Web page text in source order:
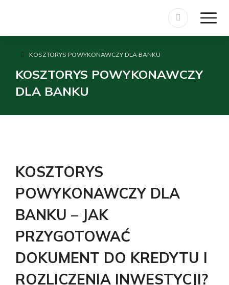
Jesteś tutaj:
KOSZTORYS POWYKONAWCZY DLA BANKU
KOSZTORYS POWYKONAWCZY
DLA BANKU
KOSZTORYS
POWYKONAWCZY DLA
BANKU – JAK
PRZYGOTOWAĆ
DOKUMENT DO KREDYTU I
ROZLICZENIA INWESTYCJI?